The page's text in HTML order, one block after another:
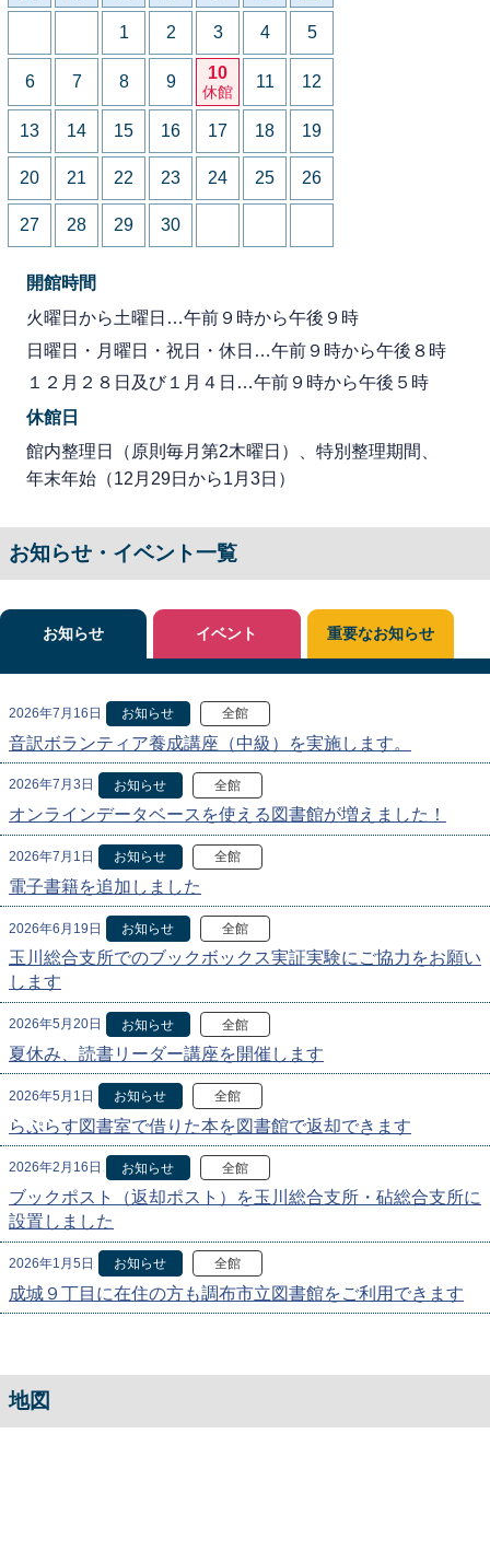
1 2 3 4 5
6 7 8 9 10
休館
11 12
13 14 15 16 17 18 19
20 21 22 23 24 25 26
27 28 29 30
開館時間
火曜日から土曜日…午前９時から午後９時
日曜日・月曜日・祝日・休日…午前９時から午後８時
１２月２８日及び１月４日…午前９時から午後５時
休館日
館内整理日（原則毎月第2木曜日）、特別整理期間、
年末年始（12月29日から1月3日）
お知らせ・イベント一覧
お知らせ
2026年7月16日 お知らせ 全館
音訳ボランティア養成講座（中級）を実施します。
2026年7月3日 お知らせ 全館
オンラインデータベースを使える図書館が増えました！
2026年7月1日 お知らせ 全館
電子書籍を追加しました
2026年6月19日 お知らせ 全館
玉川総合支所でのブックボックス実証実験にご協力をお願い
します
2026年5月20日 お知らせ 全館
夏休み、読書リーダー講座を開催します
2026年5月1日 お知らせ 全館
らぷらす図書室で借りた本を図書館で返却できます
2026年2月16日 お知らせ 全館
ブックポスト（返却ポスト）を玉川総合支所・砧総合支所に
設置しました
2026年1月5日 お知らせ 全館
成城９丁目に在住の方も調布市立図書館をご利用できます
イベント 重要なお知らせ
地図